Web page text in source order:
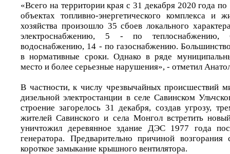
«Всего на территории края с 31 декабря 2020 года
объектах топливно-энергетического комплекса и
хозяйства произошло 35 сбоев локального
электроснабжению, 5 - по
водоснабжению, 14 - по газоснабжению.
в нормативные сроки. Однако в ряде
место и более серьезные нарушения», - отметил
В частности, к числу чрезвычайных происшествий
дизельной электростанции в селе Савинском
строение загорелось 31 декабря, создав угрозу,
жителей Савинского и села Монгол встретить
уничтожил деревянное здание ДЭС 1977 года
генератора. Предварительно причиной возгорания
короткое замыкание крышного вентилятора.